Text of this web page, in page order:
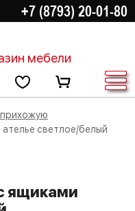
+7 (8793) 20-01-80
мебели
прихожую
светлое/белый